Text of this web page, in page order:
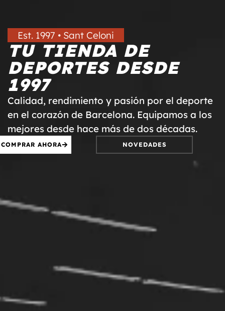
Est. 1997 • Sant Celoni
TU TIENDA DE
DEPORTES DESDE
1997
Calidad, rendimiento y pasión por el deporte
en el corazón de Barcelona. Equipamos a los
mejores desde hace más de dos décadas.
COMPRAR AHORA NOVEDADES